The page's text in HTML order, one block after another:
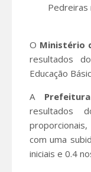
Pedreiras
O Ministério
resultados
Educação
A
resultados
com uma
iniciais e 0.4